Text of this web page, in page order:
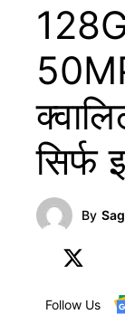
सिर्फ
By
Follow Us